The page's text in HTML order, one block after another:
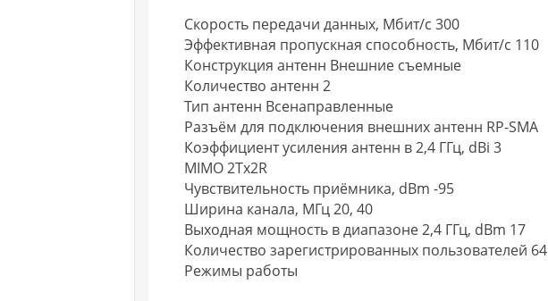
Скорость передачи данных, Мбит/с 300
Эффективная пропускная способность, Мбит/с 110
Конструкция антенн Внешние съемные
Количество антенн 2
Тип антенн Всенаправленные
Разъём для подключения внешних антенн RP-SMA
Коэффициент усиления антенн в 2,4 ГГц, dBi 3
MIMO 2Tx2R
Чувствительность приёмника, dBm -95
Ширина канала, МГц 20, 40
Выходная мощность в диапазоне 2,4 ГГц, dBm 17
Количество зарегистрированных пользователей 64
Режимы работы